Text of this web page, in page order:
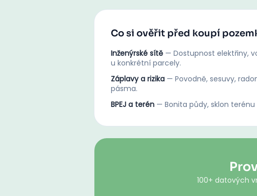
Co si ověřit před koupí
Inženýrské sítě — Dostupnost elektřiny,
u konkrétní parcely.
Záplavy a rizika — Povodně, sesuvy,
pásma.
BPEJ a terén — Bonita půdy, sklon
100+ datových